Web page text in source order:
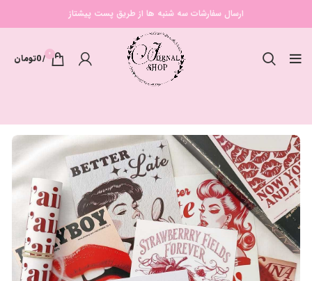
ارسال سفارشات سه شنبه ها از طریق پست پیشتاز
0
/
0تومان